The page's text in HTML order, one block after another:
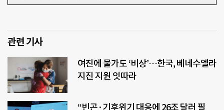
관련 기사
여진에 물가도 ‘비상’…한국, 베네수엘라
지진 지원 잇따라
“빈곤·기후위기 대응에 26조 달러 필